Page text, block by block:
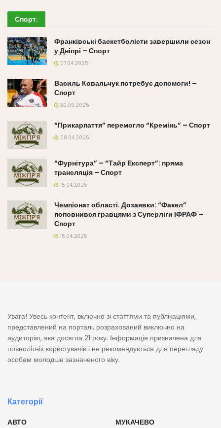
Спорт.
Франківські баскетболісти завершили сезон
у Дніпрі – Спорт
07.04.2025
Василь Ковальчук потребує допомоги! –
Спорт
30.09.2025
“Прикарпаття” перемогло “Кремінь” – Спорт
08.04.2025
“Фурнітура” – “Тайр Експерт”: пряма
трансляція – Спорт
15.04.2025
Чемпіонат області. Дозаявки: “Факел”
поповнився гравцями з Суперліги ІФРАФ –
Спорт
15.04.2025
Увага! Увесь контент, включно зі статтями та публікаціями,
представлений на порталі, розрахований виключно на
аудиторію, яка досягла 21 року. Інформація призначена для
повнолітніх користувачів і не рекомендується для перегляду
особам молодше зазначеного віку.
Категорії
АВТО
МУКАЧЕВО